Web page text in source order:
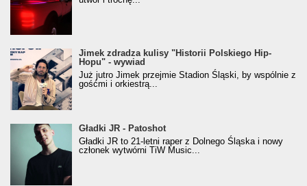
Jimek zdradza kulisy "Historii Polskiego Hip-
Hopu" - wywiad
Jimek zdradza kulisy "Historii Polskiego Hip-
Hopu" - wywiad
Już jutro Jimek przejmie Stadion Śląski, by wspólnie z
gośćmi i orkiestrą...
Gładki JR - Patoshot
Gładki JR - Patoshot
Gładki JR to 21-letni raper z Dolnego Śląska i nowy
członek wytwórni TiW Music...